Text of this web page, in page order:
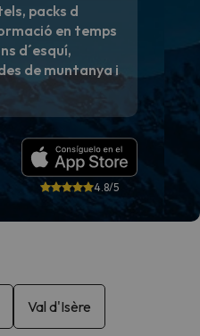
packs d
en temps
d´esquí,
de muntanya i
4.8/5
Val d'Isère